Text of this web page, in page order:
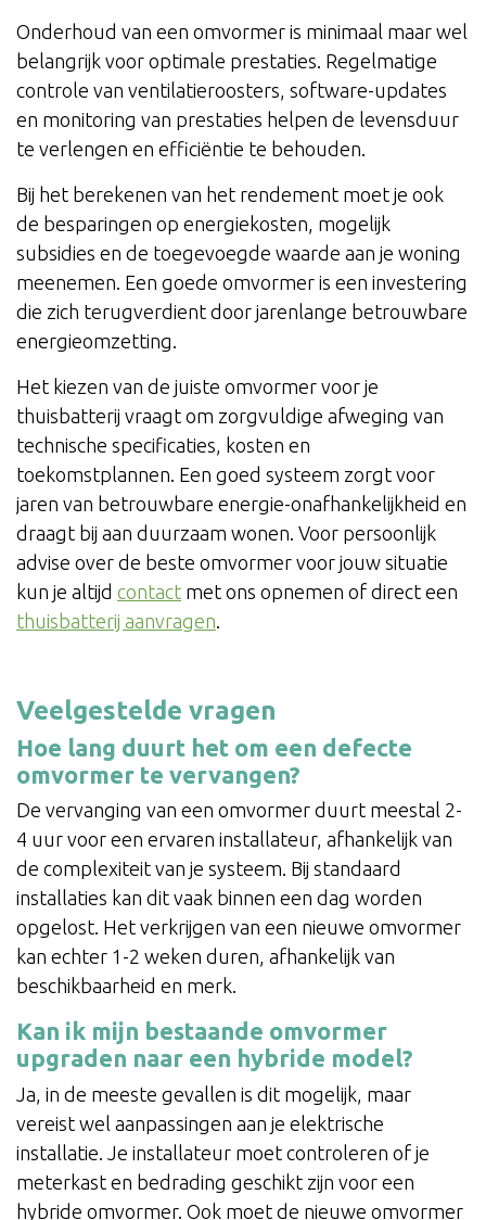
Onderhoud van een omvormer is minimaal maar wel
belangrijk voor optimale prestaties. Regelmatige
controle van ventilatieroosters, software-updates
en monitoring van prestaties helpen de levensduur
te verlengen en efficiëntie te behouden.
Bij het berekenen van het rendement moet je ook
de besparingen op energiekosten, mogelijk
subsidies en de toegevoegde waarde aan je woning
meenemen. Een goede omvormer is een investering
die zich terugverdient door jarenlange betrouwbare
energieomzetting.
Het kiezen van de juiste omvormer voor je
thuisbatterij vraagt om zorgvuldige afweging van
technische specificaties, kosten en
toekomstplannen. Een goed systeem zorgt voor
jaren van betrouwbare energie-onafhankelijkheid en
draagt bij aan duurzaam wonen. Voor persoonlijk
advise over de beste omvormer voor jouw situatie
kun je altijd contact met ons opnemen of direct een
thuisbatterij aanvragen.
Veelgestelde vragen
Hoe lang duurt het om een defecte
omvormer te vervangen?
De vervanging van een omvormer duurt meestal 2-
4 uur voor een ervaren installateur, afhankelijk van
de complexiteit van je systeem. Bij standaard
installaties kan dit vaak binnen een dag worden
opgelost. Het verkrijgen van een nieuwe omvormer
kan echter 1-2 weken duren, afhankelijk van
beschikbaarheid en merk.
Kan ik mijn bestaande omvormer
upgraden naar een hybride model?
Ja, in de meeste gevallen is dit mogelijk, maar
vereist wel aanpassingen aan je elektrische
installatie. Je installateur moet controleren of je
meterkast en bedrading geschikt zijn voor een
hybride omvormer. Ook moet de nieuwe omvormer